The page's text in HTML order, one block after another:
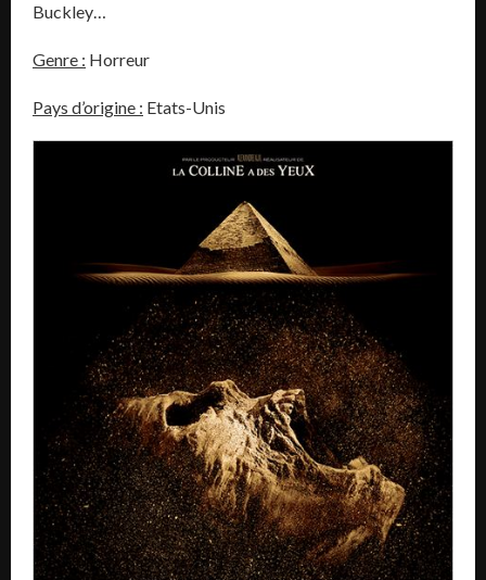
Buckley…
Genre : Horreur
Pays d’origine : Etats-Unis